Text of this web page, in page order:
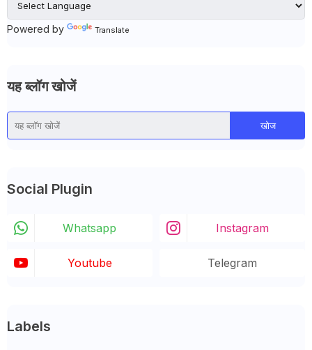
Powered by Translate
यह ब्लॉग खोजें
Social Plugin
Whatsapp Instagram
Youtube Telegram
Labels